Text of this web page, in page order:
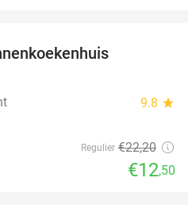
9.8 star
Regulier €22,20
€12,50